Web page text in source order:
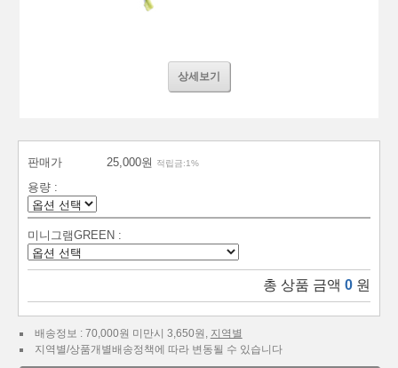
상세보기
판매가 25,000원 적립금:1%
용량 :
미니그램GREEN :
총 상품 금액 0 원
배송정보 : 70,000원 미만시 3,650원, 지역별
지역별/상품개별배송정책에 따라 변동될 수 있습니다